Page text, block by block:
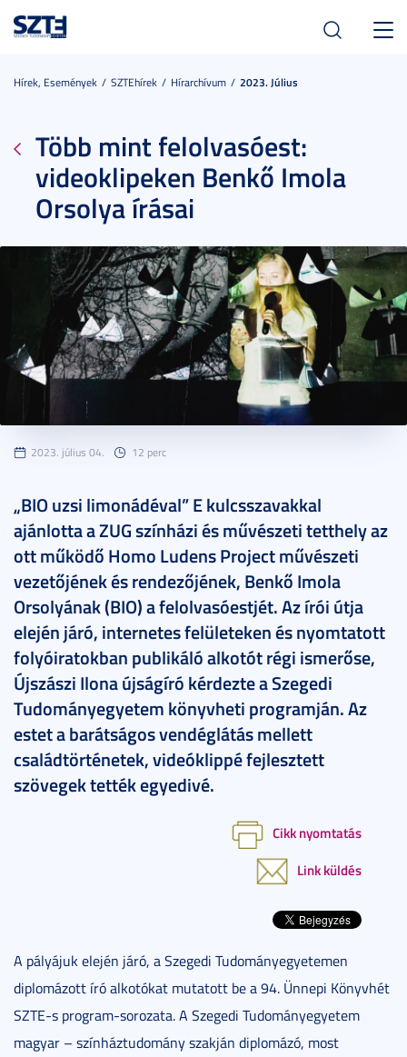
Hírek, Események SZTEhírek Hírarchívum 2023. Július
Több mint felolvasóest:
videoklipeken Benkő Imola
Orsolya írásai
2023. július 04. 12 perc
„BIO uzsi limonádéval” E kulcsszavakkal
ajánlotta a ZUG színházi és művészeti tetthely az
ott működő Homo Ludens Project művészeti
vezetőjének és rendezőjének, Benkő Imola
Orsolyának (BIO) a felolvasóestjét. Az írói útja
elején járó, internetes felületeken és nyomtatott
folyóiratokban publikáló alkotót régi ismerőse,
Újszászi Ilona újságíró kérdezte a Szegedi
Tudományegyetem könyvheti programján. Az
estet a barátságos vendéglátás mellett
családtörténetek, videóklippé fejlesztett
szövegek tették egyedivé.
Cikk nyomtatás
Link küldés
A pályájuk elején járó, a Szegedi Tudományegyetemen
diplomázott író alkotókat mutatott be a 94. Ünnepi Könyvhét
SZTE-s program-sorozata. A Szegedi Tudományegyetem
magyar – színháztudomány szakján diplomázó, most